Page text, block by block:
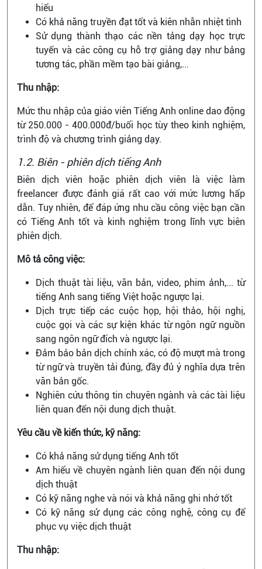
hiểu
Có khả năng truyền đạt tốt và kiên nhẫn nhiệt tình
Sử dụng thành thạo các nền tảng dạy học trực
tuyến và các công cụ hỗ trợ giảng dạy như bảng
tương tác, phần mềm tạo bài giảng,...
Thu nhập:
Mức thu nhập của giáo viên Tiếng Anh online dao động
từ 250.000 - 400.000đ/buổi học tùy theo kinh nghiệm,
trình độ và chương trình giảng dạy.
1.2. Biên - phiên dịch tiếng Anh
Biên dịch viên hoặc phiên dịch viên là việc làm
freelancer được đánh giá rất cao với mức lương hấp
dẫn. Tuy nhiên, để đáp ứng nhu cầu công việc bạn cần
có Tiếng Anh tốt và kinh nghiệm trong lĩnh vực biên
phiên dịch.
Mô tả công việc:
Dịch thuật tài liệu, văn bản, video, phim ảnh,... từ
tiếng Anh sang tiếng Việt hoặc ngược lại.
Dịch trực tiếp các cuộc họp, hội thảo, hội nghị,
cuộc gọi và các sự kiện khác từ ngôn ngữ nguồn
sang ngôn ngữ đích và ngược lại.
Đảm bảo bản dịch chính xác, có độ mượt mà trong
từ ngữ và truyền tải đúng, đầy đủ ý nghĩa dựa trên
văn bản gốc.
Nghiên cứu thông tin chuyên ngành và các tài liệu
liên quan đến nội dung dịch thuật.
Yêu cầu về kiến thức, kỹ năng:
Có khả năng sử dụng tiếng Anh tốt
Am hiểu về chuyên ngành liên quan đến nội dung
dịch thuật
Có kỹ năng nghe và nói và khả năng ghi nhớ tốt
Có kỹ năng sử dụng các công nghệ, công cụ để
phục vụ việc dịch thuật
Thu nhập: